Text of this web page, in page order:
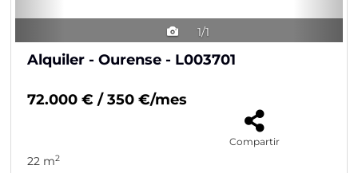
1/1
Alquiler - Ourense - L003701
72.000 € / 350 €/mes
Compartir
22 m2